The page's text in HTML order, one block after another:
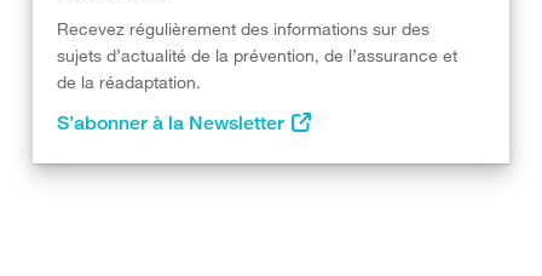
Recevez régulièrement des informations sur des
sujets d’actualité de la prévention, de l’assurance et
de la réadaptation.
S’abonner à la Newsletter